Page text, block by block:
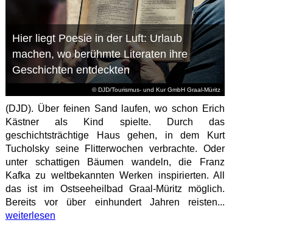
© DJD/Tourismus- und Kur GmbH Graal-Müritz
Hier liegt Poesie in der Luft: Urlaub
machen, wo berühmte Literaten ihre
Geschichten entdeckten
(DJD). Über feinen Sand laufen, wo schon Erich
Kästner als Kind spielte. Durch das
geschichtsträchtige Haus gehen, in dem Kurt
Tucholsky seine Flitterwochen verbrachte. Oder
unter schattigen Bäumen wandeln, die Franz
Kafka zu weltbekannten Werken inspirierten. All
das ist im Ostseeheilbad Graal-Müritz möglich.
Bereits vor über einhundert Jahren reisten...
weiterlesen